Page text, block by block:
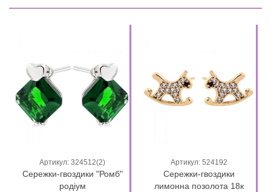
Артикул: 324512(2)
Сережки-гвоздики "Ромб"
родіум
Артикул: 524192
Сережки-гвоздики
лимонна позолота 18к